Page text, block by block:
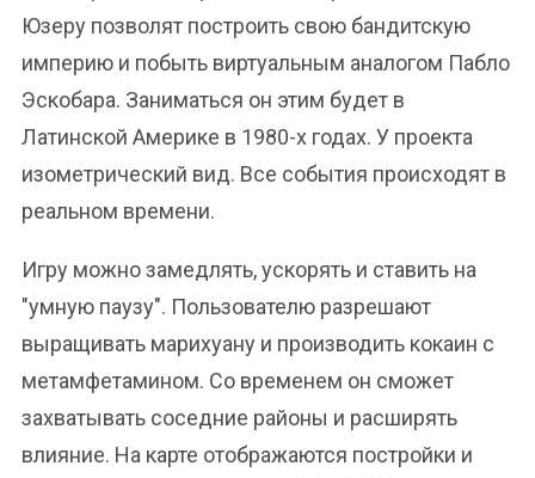
Юзеру позволят построить свою бандитскую
империю и побыть виртуальным аналогом Пабло
Эскобара. Заниматься он этим будет в
Латинской Америке в 1980-х годах. У проекта
изометрический вид. Все события происходят в
реальном времени.
Игру можно замедлять, ускорять и ставить на
"умную паузу". Пользователю разрешают
выращивать марихуану и производить кокаин с
метамфетамином. Со временем он сможет
захватывать соседние районы и расширять
влияние. На карте отображаются постройки и